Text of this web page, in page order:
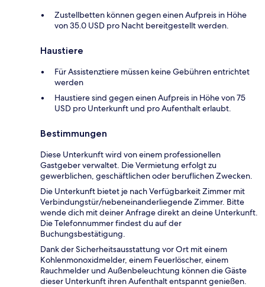
Zustellbetten können gegen einen Aufpreis in Höhe
von 35.0 USD pro Nacht bereitgestellt werden.
Haustiere
Für Assistenztiere müssen keine Gebühren entrichtet
werden
Haustiere sind gegen einen Aufpreis in Höhe von 75
USD pro Unterkunft und pro Aufenthalt erlaubt.
Bestimmungen
Diese Unterkunft wird von einem professionellen
Gastgeber verwaltet. Die Vermietung erfolgt zu
gewerblichen, geschäftlichen oder beruflichen Zwecken.
Die Unterkunft bietet je nach Verfügbarkeit Zimmer mit
Verbindungstür/nebeneinanderliegende Zimmer. Bitte
wende dich mit deiner Anfrage direkt an deine Unterkunft.
Die Telefonnummer findest du auf der
Buchungsbestätigung.
Dank der Sicherheitsausstattung vor Ort mit einem
Kohlenmonoxidmelder, einem Feuerlöscher, einem
Rauchmelder und Außenbeleuchtung können die Gäste
dieser Unterkunft ihren Aufenthalt entspannt genießen.